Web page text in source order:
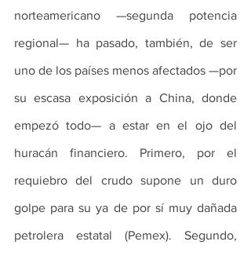
norteamericano —segunda potencia
regional— ha pasado, también, de ser
uno de los países menos afectados —por
su escasa exposición a China, donde
empezó todo— a estar en el ojo del
huracán financiero. Primero, por el
requiebro del crudo supone un duro
golpe para su ya de por sí muy dañada
petrolera estatal (Pemex). Segundo,